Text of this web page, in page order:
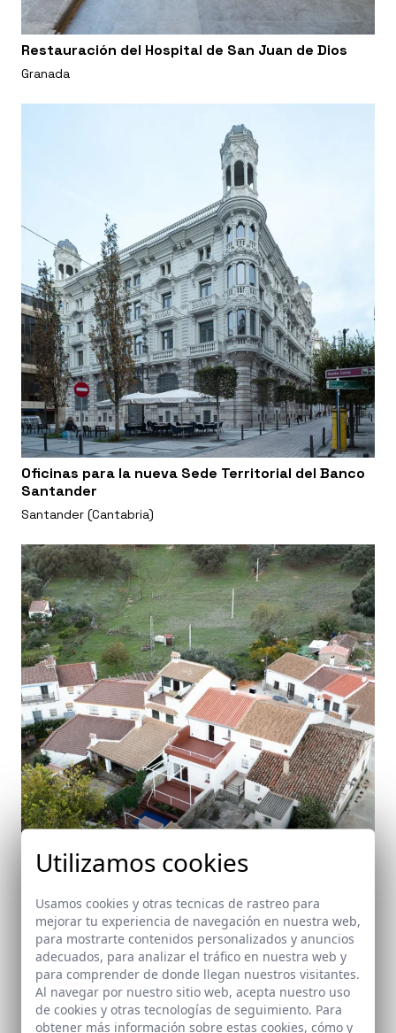
Restauración del Hospital de San Juan de Dios
Granada
Oficinas para la nueva Sede Territorial del Banco
Santander
Santander (Cantabria)
Casa los Humeros
El Castillo de las Guardas
Utilizamos cookies
Usamos cookies y otras tecnicas de rastreo para
mejorar tu experiencia de navegación en nuestra web,
para mostrarte contenidos personalizados y anuncios
adecuados, para analizar el tráfico en nuestra web y
para comprender de donde llegan nuestros visitantes.
Al navegar por nuestro sitio web, acepta nuestro uso
de cookies y otras tecnologías de seguimiento. Para
obtener más información sobre estas cookies, cómo y